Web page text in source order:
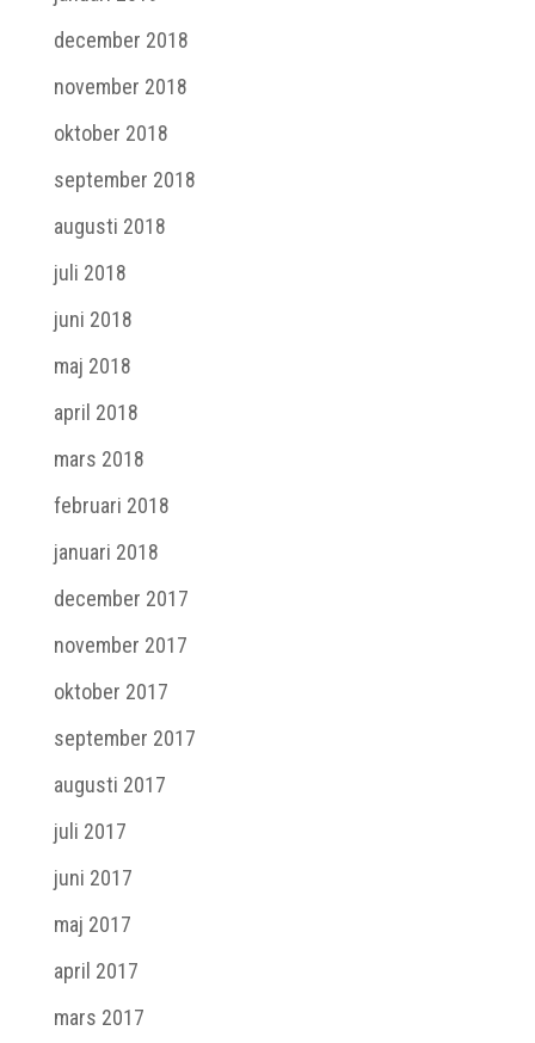
december 2018
november 2018
oktober 2018
september 2018
augusti 2018
juli 2018
juni 2018
maj 2018
april 2018
mars 2018
februari 2018
januari 2018
december 2017
november 2017
oktober 2017
september 2017
augusti 2017
juli 2017
juni 2017
maj 2017
april 2017
mars 2017